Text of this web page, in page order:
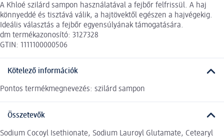
A Khloé szilárd sampon használatával a fejbőr felfrissül. A haj
könnyeddé és tisztává válik, a hajtövektől egészen a hajvégekig.
Ideális választás a fejbőr egyensúlyának támogatására.
dm termékazonosító: 3127328
GTIN: 1111100000506
Kötelező információk
Pontos termékmegnevezés: szilárd sampon
Összetevők
Sodium Cocoyl Isethionate, Sodium Lauroyl Glutamate, Cetearyl